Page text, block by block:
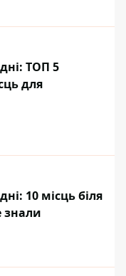
ТОП 5
для
10 місць біля
знали